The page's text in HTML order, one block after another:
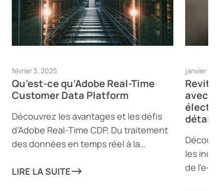
février 3, 2025
Qu’est-ce qu’Adobe Real-Time
Customer Data Platform
Découvrez les avantages et les défis
d’Adobe Real-Time CDP. Du traitement
des données en temps réel à la
découvrez comment cet outil puissant
LIRE LA SUITE
janvier 23,
avec
détail
les
de l’e-